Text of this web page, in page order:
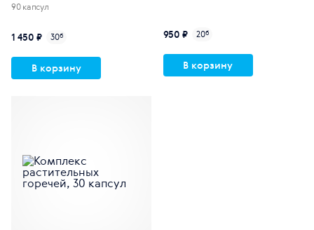
90 капсул
1 450 ₽ 30б
В корзину
950 ₽ 20б
В корзину